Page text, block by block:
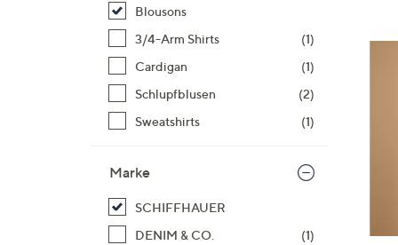
Blousons
3/4-Arm Shirts
(1)
Cardigan
(1)
Schlupfblusen
(2)
Sweatshirts
(1)
Marke
SCHIFFHAUER
DENIM & CO.
(1)